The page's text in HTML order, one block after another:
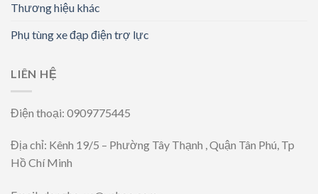
Thương hiệu khác
Phụ tùng xe đạp điện trợ lực
LIÊN HỆ
Điện thoại: 0909775445
Địa chỉ: Kênh 19/5 – Phường Tây Thạnh , Quận Tân Phú, Tp
Hồ Chí Minh